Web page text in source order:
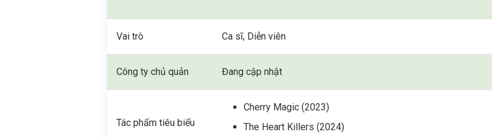
Vai trò Ca sĩ, Diễn viên
Công ty chủ quản Đang cập nhật
Tác phẩm tiêu biểu
Cherry Magic (2023)
The Heart Killers (2024)